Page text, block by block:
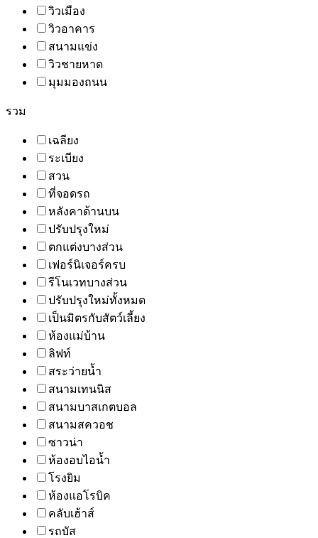
วิวเมือง
วิวอาคาร
สนามแข่ง
วิวชายหาด
มุมมองถนน
รวม
เฉลียง
ระเบียง
สวน
ที่จอดรถ
หลังคาด้านบน
ปรับปรุงใหม่
ตกแต่งบางส่วน
เฟอร์นิเจอร์ครบ
รีโนเวทบางส่วน
ปรับปรุงใหม่ทั้งหมด
เป็นมิตรกับสัตว์เลี้ยง
ห้องแม่บ้าน
ลิฟท์
สระว่ายน้ำ
สนามเทนนิส
สนามบาสเกตบอล
สนามสควอช
ซาวน่า
ห้องอบไอน้ำ
โรงยิม
ห้องแอโรบิค
คลับเฮ้าส์
รถบัส